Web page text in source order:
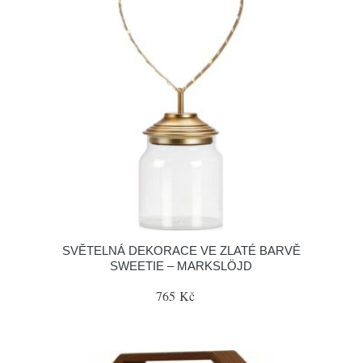
SVĚTELNÁ DEKORACE VE ZLATÉ BARVĚ
SWEETIE – MARKSLÖJD
765 Kč